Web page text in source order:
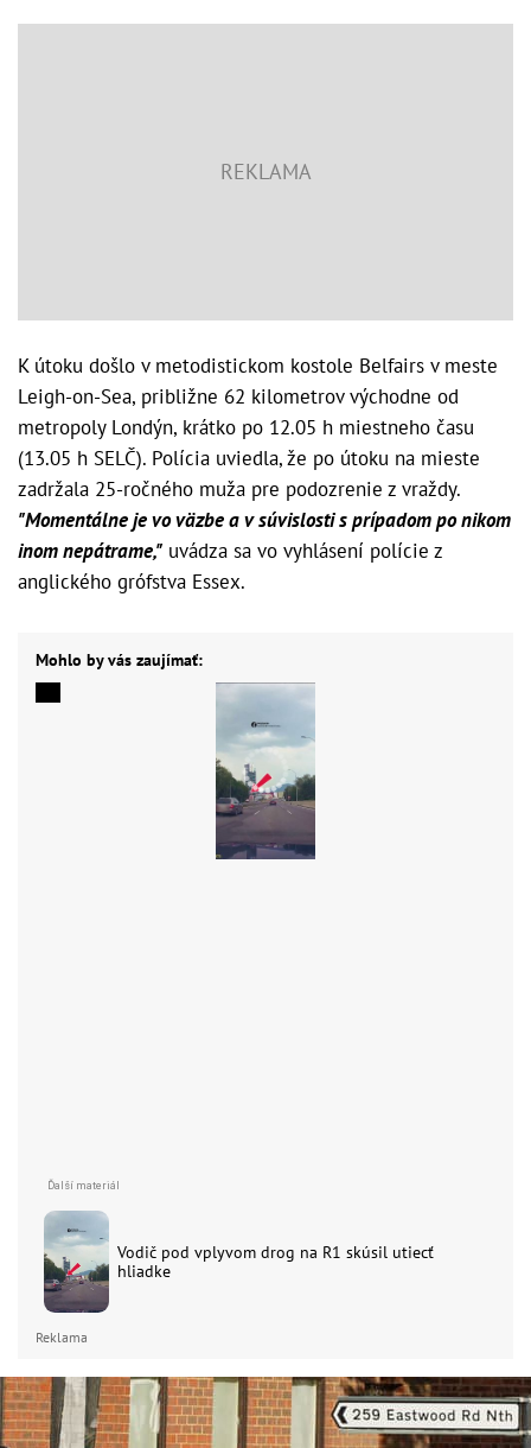
K útoku došlo v metodistickom kostole Belfairs v meste
Leigh-on-Sea, približne 62 kilometrov východne od
metropoly Londýn, krátko po 12.05 h miestneho času
(13.05 h SELČ). Polícia uviedla, že po útoku na mieste
zadržala 25-ročného muža pre podozrenie z vraždy.
"Momentálne je vo väzbe a v súvislosti s prípadom po nikom
inom nepátrame," uvádza sa vo vyhlásení polície z
anglického grófstva Essex.
Mohlo by vás zaujímať:
Vodič pod vplyvom drog na R1 skúsil utiecť
hliadke
Reklama